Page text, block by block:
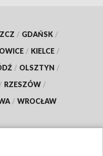
/ GDAŃSK /
/ KIELCE /
/ OLSZTYN /
/ RZESZÓW /
/ WROCŁAW